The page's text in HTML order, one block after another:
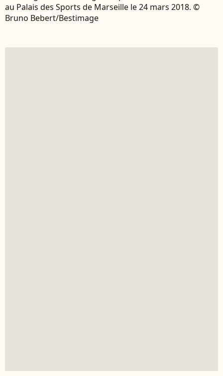
au Palais des Sports de Marseille le 24 mars 2018. ©
Bruno Bebert/Bestimage